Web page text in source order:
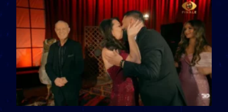
të fituar çmimin e madh